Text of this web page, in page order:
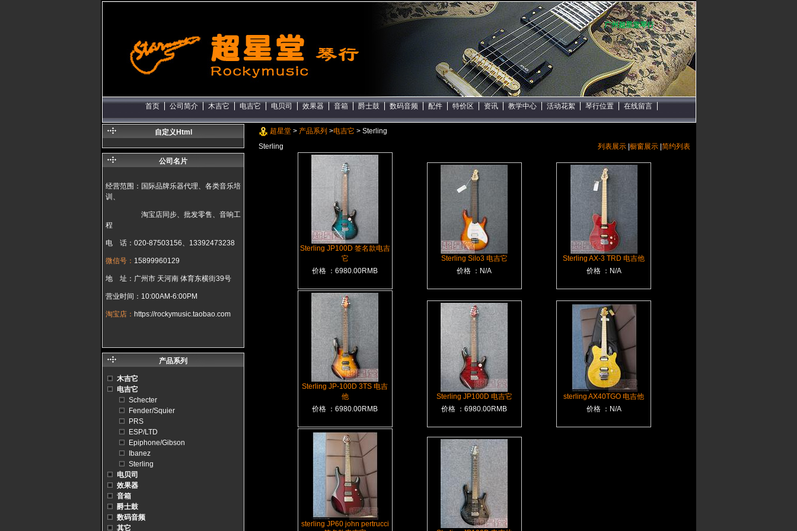
广州超星堂琴行
首页 公司简介 木吉它 电吉它 电贝司 效果器 音箱 爵士鼓 数码音频 配件 特价区 资讯 教学中心 活动花絮 琴行位置 在线留言
超星堂 > 产品系列 >电吉它 > Sterling
列表展示 橱窗展示 简约列表
Sterling
Sterling JP100D 签名款电吉
它
价格 ：6980.00RMB
Sterling Silo3 电吉它
价格 ：N/A
Sterling AX-3 TRD 电吉他
价格 ：N/A
Sterling JP-100D 3TS 电吉
他
价格 ：6980.00RMB
Sterling JP100D 电吉它
价格 ：6980.00RMB
sterling AX40TGO 电吉他
价格 ：N/A
sterling JP60 john pertrucci
自定义Html
公司名片
经营范围：国际品牌乐器代理、各类音乐培
训、
淘宝店同步、批发零售、音响工
程
电 话：020-87503156、13392473238
微信号： 15899960129
地 址：广州市 天河南 体育东横街39号
营业时间：10:00AM-6:00PM
淘宝店： https://rockymusic.taobao.com
产品系列
木吉它
电吉它
Schecter
Fender/Squier
PRS
ESP/LTD
Epiphone/Gibson
Ibanez
Sterling
电贝司
效果器
音箱
爵士鼓
数码音频
其它